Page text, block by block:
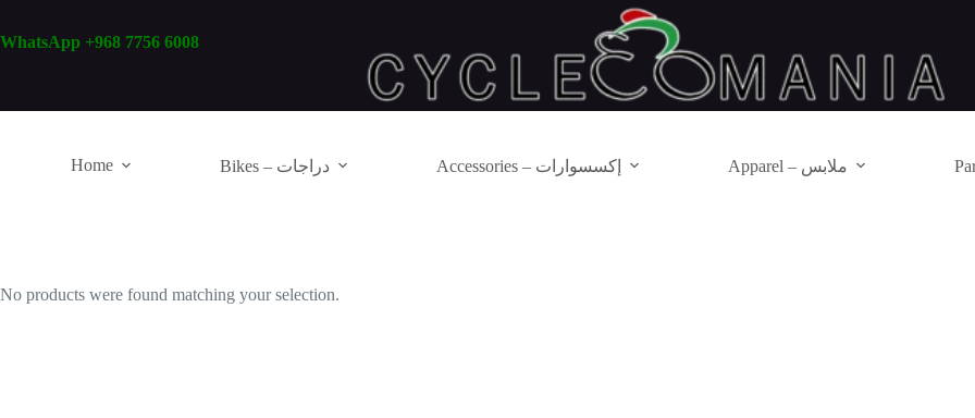
content
WhatsApp +968 7756 6008
Home Bikes – دراجات Accessories – إكسسوارات Apparel – ملابس
No products were found matching your selection.